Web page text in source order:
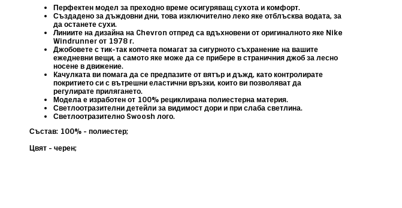
Перфектен модел за преходно време осигуряващ сухота и комфорт.
Създадено за дъждовни дни, това изключително леко яке отблъсква водата, за
да останете сухи.
Линиите на дизайна на Chevron отпред са вдъхновени от оригиналното яке Nike
Windrunner от 1978 г.
Джобовете с тик-так копчета помагат за сигурното съхранение на вашите
ежедневни вещи, а самото яке може да се прибере в страничния джоб за лесно
носене в движение.
Kачулката ви помага да се предпазите от вятър и дъжд, като контролирате
покритието си с вътрешни еластични връзки, които ви позволяват да
регулирате прилягането.
Модела е изработен от 100% рециклирана полиестерна материя.
Светлоотразителни детейли за видимост дори и при слаба светлина.
Светлоотразително Swoosh лого.
Състав: 100% - полиестер;
Цвят - черен;